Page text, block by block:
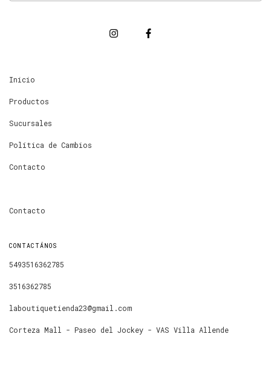
Inicio
Productos
Sucursales
Política de Cambios
Contacto
Contacto
CONTACTÁNOS
5493516362785
3516362785
laboutiquetienda23@gmail.com
Corteza Mall - Paseo del Jockey - VAS Villa Allende